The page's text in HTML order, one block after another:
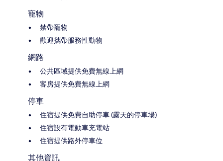
寵物
禁帶寵物
歡迎攜帶服務性動物
網路
公共區域提供免費無線上網
客房提供免費無線上網
停車
住宿提供免費自助停車 (露天的停車場)
住宿設有電動車充電站
住宿提供路外停車位
其他資訊